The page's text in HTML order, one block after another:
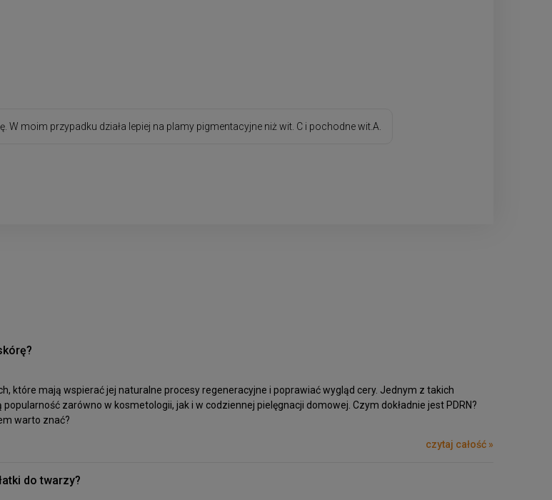
moim przypadku działa lepiej na plamy pigmentacyjne niż wit. C i pochodne wit.A.
które mają wspierać jej naturalne procesy regeneracyjne i poprawiać wygląd cery. Jednym z takich
zarówno w kosmetologii, jak i w codziennej pielęgnacji domowej. Czym dokładnie jest PDRN?
warto znać?
czytaj całość »
do twarzy?